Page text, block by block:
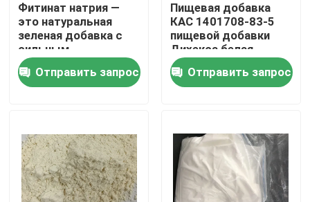
Дом
Видео
О нас
Фитинат натрия —
это натуральная
зеленая добавка с
сильным
хелатирующим
действием по
отношению к ионам
защитными
свойствами, широко
используемая в
фармацевтике,
пищевой
Отправить запрос
Пищевая добавка
КАС 1401708-83-5
пищевой добавки
Дихекса белая
твердая
Отправить запрос